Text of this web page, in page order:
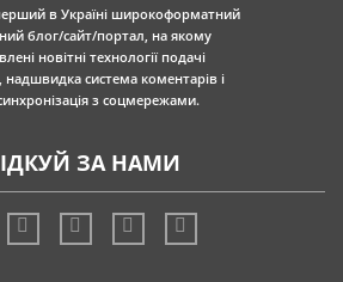
в Україні широкоформатний
блог/сайт/портал, на якому
новітні технології подачі
надшвидка система коментарів і
з соцмережами.
ЗА НАМИ